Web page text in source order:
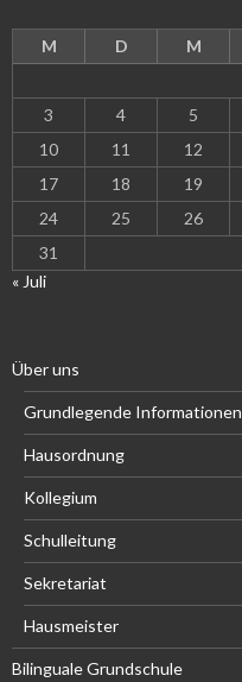
M D M
3
4 5
10
11 12
17
18 19
24
25 26
31
« Juli
Über uns
Grundlegende Informationen
Hausordnung
Kollegium
Schulleitung
Sekretariat
Hausmeister
Bilinguale Grundschule